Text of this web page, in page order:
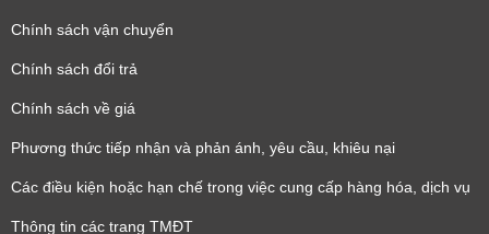
Chính sách vận chuyển
Chính sách đổi trả
Chính sách về giá
Phương thức tiếp nhận và phản ánh, yêu cầu, khiêu nại
Các điều kiện hoặc hạn chế trong việc cung cấp hàng hóa, dịch vụ
Thông tin các trang TMĐT